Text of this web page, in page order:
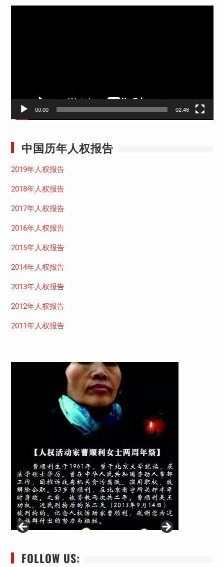
00:00 02:46
中国历年人权报告
2019年人权报告
2018年人权报告
2017年人权报告
2016年人权报告
2015年人权报告
2014年人权报告
2013年人权报告
2012年人权报告
2011年人权报告
FOLLOW US: